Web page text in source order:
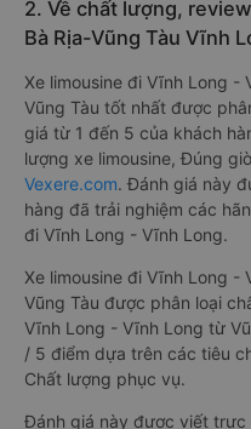
2. Về chất lượng,
Bà Rịa-Vũng Tàu Vĩnh
Xe limousine đi Vĩnh Long -
Vũng Tàu tốt nhất được
giá từ 1 đến 5 của khách
lượng xe limousine, Đúng
Vexere.com. Đánh giá này
hàng đã trải nghiệm các
đi Vĩnh Long - Vĩnh Long.
Xe limousine đi Vĩnh Long -
Vũng Tàu được phân loại
Vĩnh Long - Vĩnh Long từ
/ 5 điểm dựa trên các tiêu
Chất lượng phục vụ.
Đánh giá này được viết